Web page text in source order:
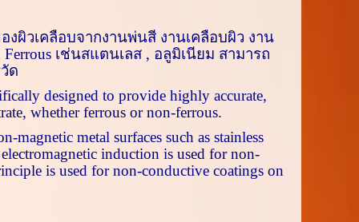
ผิวเคลือบจากงานพ่นสี งานเคลือบผิว งาน
เช่นสแตนเลส , อลูมิเนียม สามารถ
ด
designed to provide highly accurate,
whether ferrous or non-ferrous.
magnetic metal surfaces such as stainless
induction is used for non-
is used for non-conductive coatings on